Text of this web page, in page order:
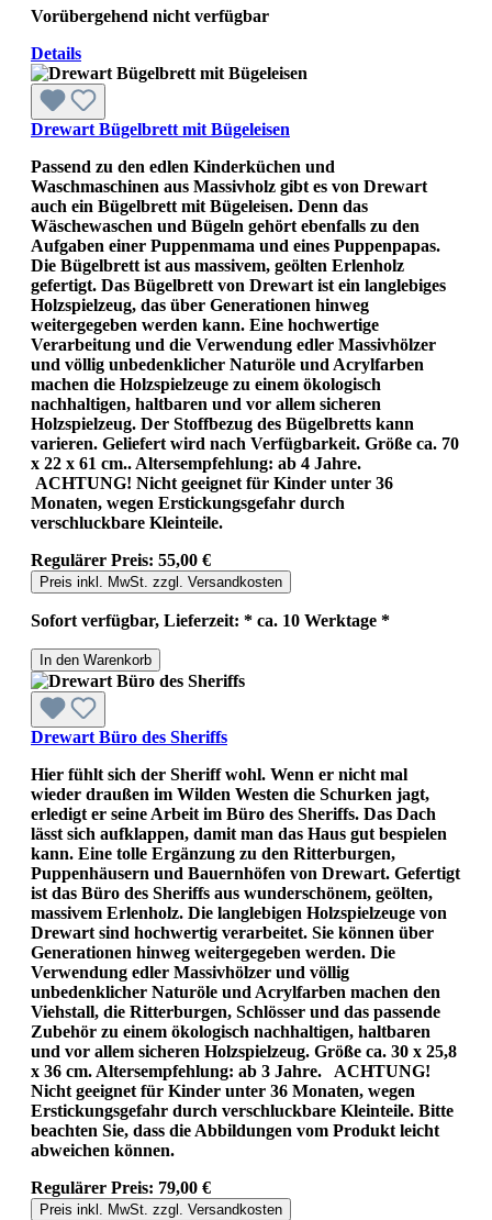
Vorübergehend nicht verfügbar
Details
Drewart Bügelbrett mit Bügeleisen
Passend zu den edlen Kinderküchen und
Waschmaschinen aus Massivholz gibt es von Drewart
auch ein Bügelbrett mit Bügeleisen. Denn das
Wäschewaschen und Bügeln gehört ebenfalls zu den
Aufgaben einer Puppenmama und eines Puppenpapas.
Die Bügelbrett ist aus massivem, geölten Erlenholz
gefertigt. Das Bügelbrett von Drewart ist ein langlebiges
Holzspielzeug, das über Generationen hinweg
weitergegeben werden kann. Eine hochwertige
Verarbeitung und die Verwendung edler Massivhölzer
und völlig unbedenklicher Naturöle und Acrylfarben
machen die Holzspielzeuge zu einem ökologisch
nachhaltigen, haltbaren und vor allem sicheren
Holzspielzeug. Der Stoffbezug des Bügelbretts kann
varieren. Geliefert wird nach Verfügbarkeit. Größe ca. 70
x 22 x 61 cm.. Altersempfehlung: ab 4 Jahre.
ACHTUNG! Nicht geeignet für Kinder unter 36
Monaten, wegen Erstickungsgefahr durch
verschluckbare Kleinteile.
Regulärer Preis: 55,00 €
Preis inkl. MwSt. zzgl. Versandkosten
Sofort verfügbar, Lieferzeit: * ca. 10 Werktage *
In den Warenkorb
Drewart Büro des Sheriffs
Hier fühlt sich der Sheriff wohl. Wenn er nicht mal
wieder draußen im Wilden Westen die Schurken jagt,
erledigt er seine Arbeit im Büro des Sheriffs. Das Dach
lässt sich aufklappen, damit man das Haus gut bespielen
kann. Eine tolle Ergänzung zu den Ritterburgen,
Puppenhäusern und Bauernhöfen von Drewart. Gefertigt
ist das Büro des Sheriffs aus wunderschönem, geölten,
massivem Erlenholz. Die langlebigen Holzspielzeuge von
Drewart sind hochwertig verarbeitet. Sie können über
Generationen hinweg weitergegeben werden. Die
Verwendung edler Massivhölzer und völlig
unbedenklicher Naturöle und Acrylfarben machen den
Viehstall, die Ritterburgen, Schlösser und das passende
Zubehör zu einem ökologisch nachhaltigen, haltbaren
und vor allem sicheren Holzspielzeug. Größe ca. 30 x 25,8
x 36 cm. Altersempfehlung: ab 3 Jahre. ACHTUNG!
Nicht geeignet für Kinder unter 36 Monaten, wegen
Erstickungsgefahr durch verschluckbare Kleinteile. Bitte
beachten Sie, dass die Abbildungen vom Produkt leicht
abweichen können.
Regulärer Preis: 79,00 €
Preis inkl. MwSt. zzgl. Versandkosten